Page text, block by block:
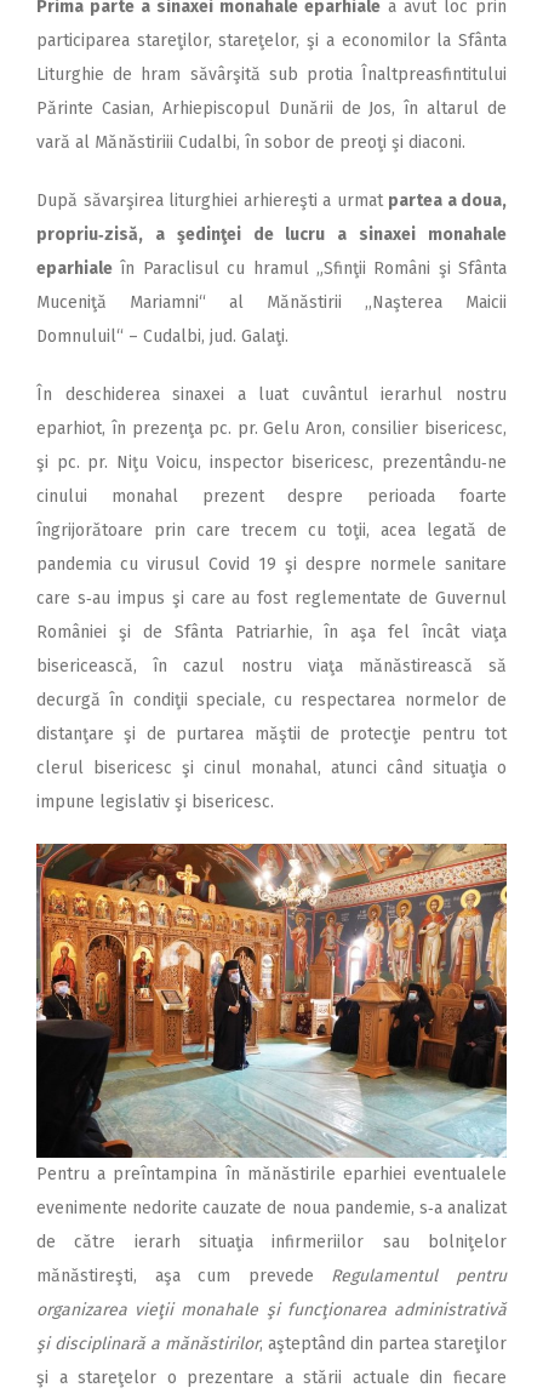
Prima parte a sinaxei monahale eparhiale a avut loc prin
participarea stareţilor, stareţelor, şi a economilor la Sfânta
Liturghie de hram săvârşită sub protia Înaltpreasfintitului
Părinte Casian, Arhiepiscopul Dunării de Jos, în altarul de
vară al Mănăstiriii Cudalbi, în sobor de preoţi şi diaconi.
După săvarşirea liturghiei arhiereşti a urmat partea a doua,
propriu‑zisă, a şedinţei de lucru a sinaxei monahale
eparhiale în Paraclisul cu hramul „Sfinţii Români şi Sfânta
Muceniţă Mariamni“ al Mănăstirii ,,Naşterea Maicii
Domnuluil“ – Cudalbi, jud. Galaţi.
În deschiderea sinaxei a luat cuvântul ierarhul nostru
eparhiot, în prezenţa pc. pr. Gelu Aron, consilier bisericesc,
şi pc. pr. Niţu Voicu, inspector bisericesc, prezentându‑ne
cinului monahal prezent despre perioada foarte
îngrijorătoare prin care trecem cu toţii, acea legată de
pandemia cu virusul Covid 19 şi despre normele sanitare
care s‑au impus şi care au fost reglementate de Guvernul
României şi de Sfânta Patriarhie, în aşa fel încât viaţa
bisericească, în cazul nostru viaţa mănăstirească să
decurgă în condiţii speciale, cu respectarea normelor de
distanţare şi de purtarea măştii de protecţie pentru tot
clerul bisericesc şi cinul monahal, atunci când situaţia o
impune legislativ şi bisericesc.
Pentru a preîntampina în mănăstirile eparhiei eventualele
evenimente nedorite cauzate de noua pandemie, s‑a analizat
de către ierarh situaţia infirmeriilor sau bolniţelor
mănăstireşti, aşa cum prevede Regulamentul pentru
organizarea vieţii monahale şi funcţionarea administrativă
şi disciplinară a mănăstirilor, aşteptând din partea stareţilor
şi a stareţelor o prezentare a stării actuale din fiecare